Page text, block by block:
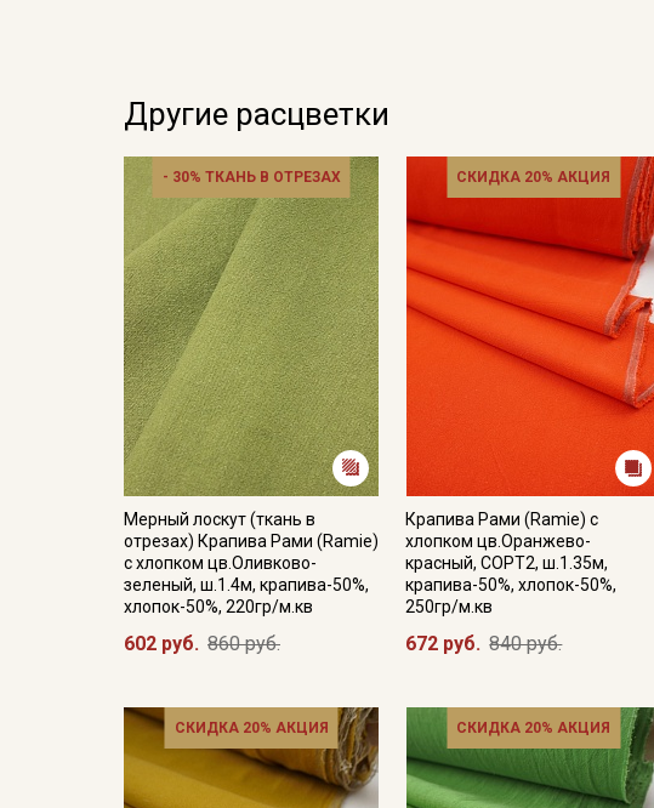
Другие расцветки
- 30% ТКАНЬ В ОТРЕЗАХ
Мерный лоскут (ткань в
отрезах) Крапива Рами (Ramie)
с хлопком цв.Оливково-
зеленый, ш.1.4м, крапива-50%,
хлопок-50%, 220гр/м.кв
602 руб. 860 руб.
СКИДКА 20% АКЦИЯ
Крапива Рами (Ramie) с
хлопком цв.Оранжево-
красный, СОРТ2, ш.1.35м,
крапива-50%, хлопок-50%,
250гр/м.кв
672 руб. 840 руб.
СКИДКА 20% АКЦИЯ СКИДКА 20% АКЦИЯ
Даю